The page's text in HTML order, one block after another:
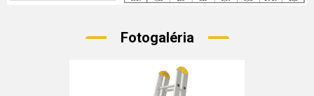
Fotogaléria